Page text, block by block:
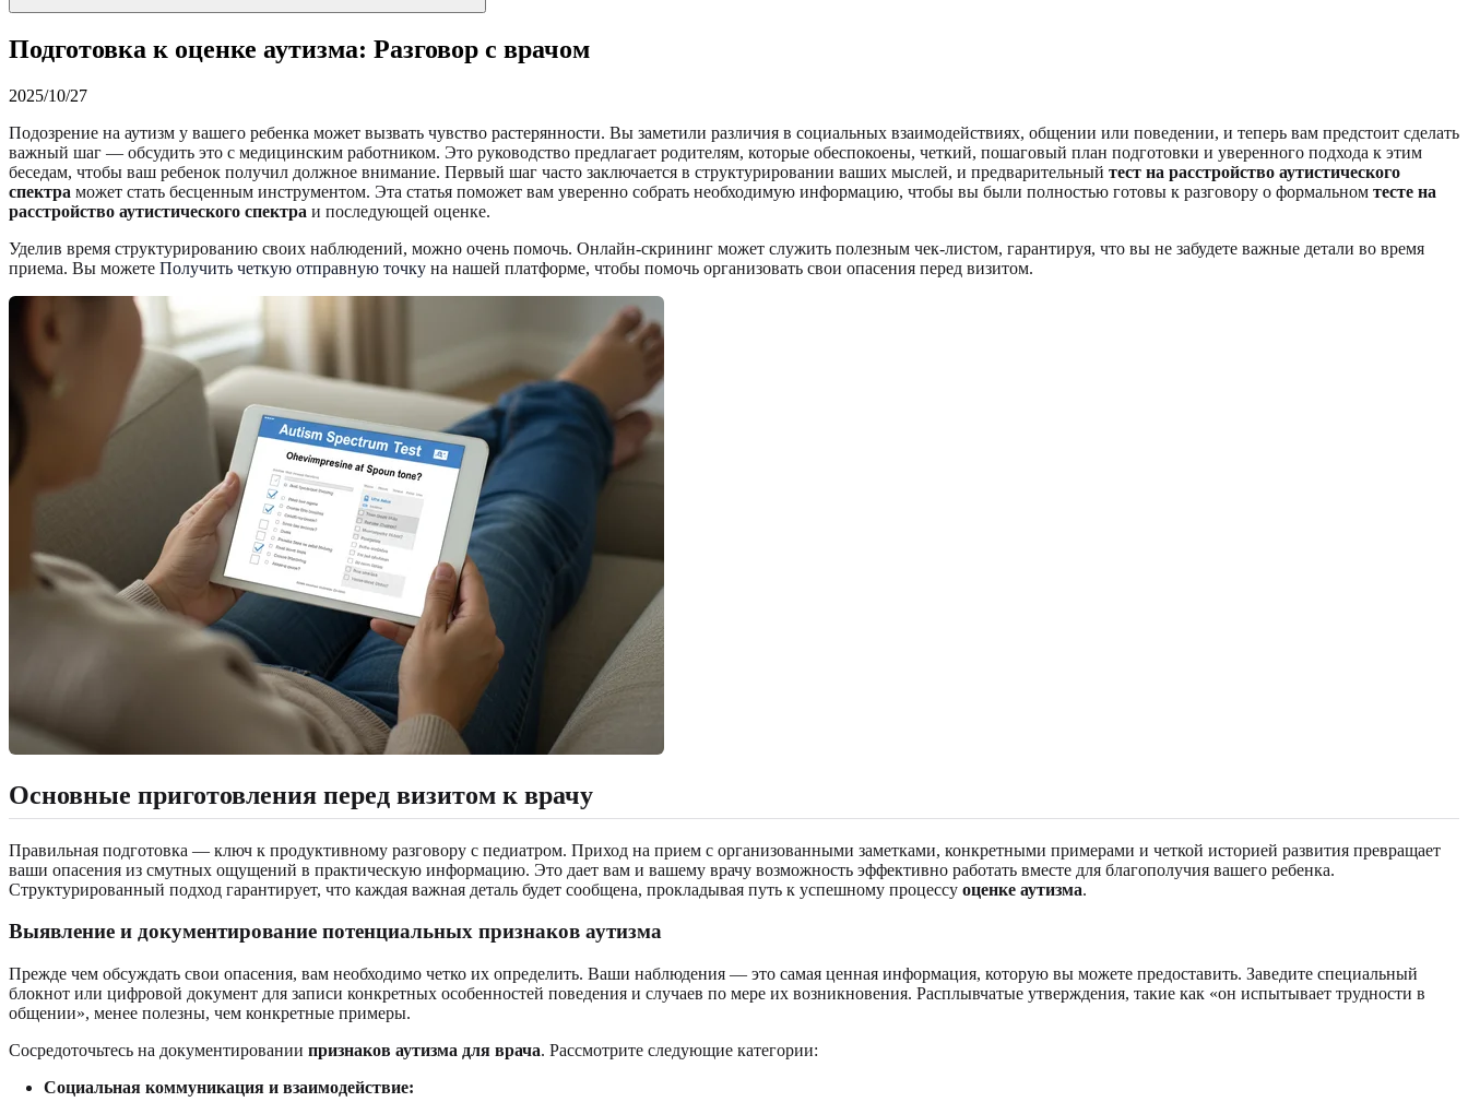
Подготовка к оценке аутизма: Разговор с врачом
2025/10/27
Подозрение на аутизм у вашего ребенка может вызвать чувство растерянности. Вы заметили различия в социальных взаимодействиях, общении или поведении, и теперь вам предстоит сделать
важный шаг — обсудить это с медицинским работником. Это руководство предлагает родителям, которые обеспокоены, четкий, пошаговый план подготовки и уверенного подхода к этим
беседам, чтобы ваш ребенок получил должное внимание. Первый шаг часто заключается в структурировании ваших мыслей, и предварительный тест на расстройство аутистического
спектра может стать бесценным инструментом. Эта статья поможет вам уверенно собрать необходимую информацию, чтобы вы были полностью готовы к разговору о формальном тесте на
расстройство аутистического спектра и последующей оценке.
Уделив время структурированию своих наблюдений, можно очень помочь. Онлайн-скрининг может служить полезным чек-листом, гарантируя, что вы не забудете важные детали во время
приема. Вы можете Получить четкую отправную точку на нашей платформе, чтобы помочь организовать свои опасения перед визитом.
Основные приготовления перед визитом к врачу
Правильная подготовка — ключ к продуктивному разговору с педиатром. Приход на прием с организованными заметками, конкретными примерами и четкой историей развития превращает
ваши опасения из смутных ощущений в практическую информацию. Это дает вам и вашему врачу возможность эффективно работать вместе для благополучия вашего ребенка.
Структурированный подход гарантирует, что каждая важная деталь будет сообщена, прокладывая путь к успешному процессу оценке аутизма.
Выявление и документирование потенциальных признаков аутизма
Прежде чем обсуждать свои опасения, вам необходимо четко их определить. Ваши наблюдения — это самая ценная информация, которую вы можете предоставить. Заведите специальный
блокнот или цифровой документ для записи конкретных особенностей поведения и случаев по мере их возникновения. Расплывчатые утверждения, такие как «он испытывает трудности в
общении», менее полезны, чем конкретные примеры.
Сосредоточьтесь на документировании признаков аутизма для врача. Рассмотрите следующие категории:
Социальная коммуникация и взаимодействие: